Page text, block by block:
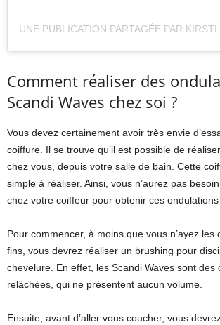
Comment réaliser des
Scandi Waves chez soi ?
Vous devez certainement avoir très envie
coiffure. Il se trouve qu’il est possible de
chez vous, depuis votre salle de bain. Cette
simple à réaliser. Ainsi, vous n’aurez pas
chez votre coiffeur pour obtenir ces
Pour commencer, à moins que vous n’ayez les
fins, vous devrez réaliser un brushing pour
chevelure. En effet, les Scandi Waves sont des
relâchées, qui ne présentent aucun volume.
Ensuite, avant d’aller vous coucher, vous